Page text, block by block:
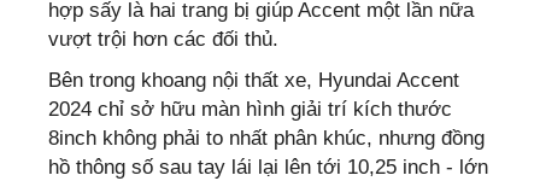
hợp sấy là hai trang bị giúp Accent một lần nữa
vượt trội hơn các đối thủ.
Bên trong khoang nội thất xe, Hyundai Accent
2024 chỉ sở hữu màn hình giải trí kích thước
8inch không phải to nhất phân khúc, nhưng đồng
hồ thông số sau tay lái lại lên tới 10,25 inch - lớn